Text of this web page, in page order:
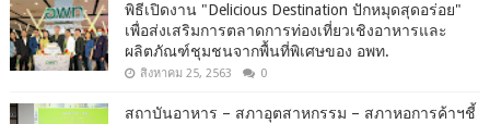
พิธีเปิดงาน "Delicious Destination ปักหมุดสุดอร่อย"
เพื่อส่งเสริมการตลาดการท่องเที่ยวเชิงอาหารและ
ผลิตภัณฑ์ชุมชนจากพื้นที่พิเศษของ อพท.
สิงหาคม 25, 2563 0
สถาบันอาหาร – สภาอุตสาหกรรม – สภาหอการค้าฯชี้